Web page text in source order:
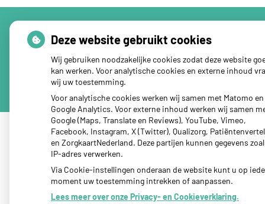
Uw Zorg Online|Beheer
Privacy verklaring |Cookie-instellingen|Voorwaarden
Deze website gebruikt cookies
Wij gebruiken noodzakelijke cookies zodat deze website
kan werken. Voor analytische cookies en externe inhoud
wij uw toestemming.
Voor analytische cookies werken wij samen met Matomo en
Google Analytics. Voor externe inhoud werken wij samen
Google (Maps, Translate en Reviews), YouTube, Vimeo,
Facebook, Instagram, X (Twitter), Qualizorg,
en ZorgkaartNederland. Deze partijen kunnen gegevens
IP-adres verwerken.
Via Cookie-instellingen onderaan de website kunt u op
moment uw toestemming intrekken of aanpassen.
Lees meer over onze Privacy- en Cookieverklaring.